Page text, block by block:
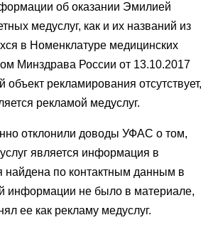
об оказании Эмилией
медуслуг, как и их названий из
в Номенклатуре медицинских
Минздрава России от 13.10.2017
объект рекламирования отсутствует,
рекламой медуслуг.
отклонили доводы УФАС о том,
является информация в
найдена по контактным данным в
информации не было в материале,
ее как рекламу медуслуг.